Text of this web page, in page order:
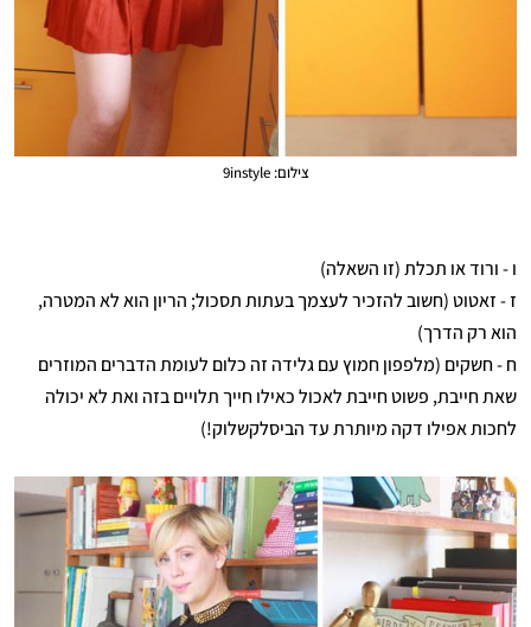
צילום: 9instyle
ו - ורוד או תכלת (זו השאלה)
ז - זאטוט (חשוב להזכיר לעצמך בעתות תסכול; הריון הוא לא המטרה,
הוא רק הדרך)
ח - חשקים (מלפפון חמוץ עם גלידה זה כלום לעומת הדברים המוזרים
שאת חייבת, פשוט חייבת לאכול כאילו חייך תלויים בזה ואת לא יכולה
לחכות אפילו דקה מיותרת עד הביסלקשלוק!)